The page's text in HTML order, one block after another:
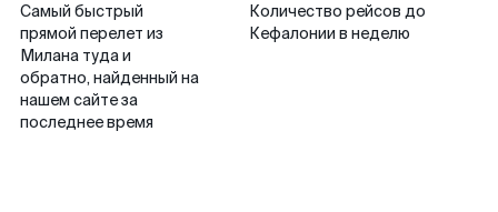
Самый быстрый
прямой перелет из
Милана туда и
обратно, найденный на
нашем сайте за
последнее время
Количество рейсов до
Кефалонии в неделю